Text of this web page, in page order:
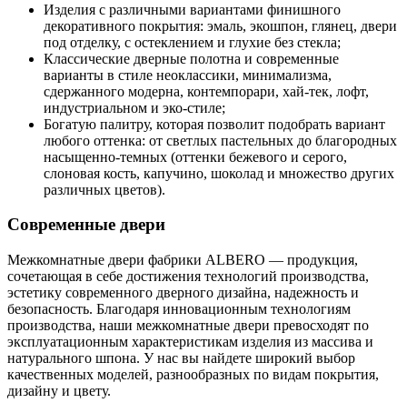
Изделия с различными вариантами финишного
декоративного покрытия: эмаль, экошпон, глянец, двери
под отделку, с остеклением и глухие без стекла;
Классические дверные полотна и современные
варианты в стиле неоклассики, минимализма,
сдержанного модерна, контемпорари, хай-тек, лофт,
индустриальном и эко-стиле;
Богатую палитру, которая позволит подобрать вариант
любого оттенка: от светлых пастельных до благородных
насыщенно-темных (оттенки бежевого и серого,
слоновая кость, капучино, шоколад и множество других
различных цветов).
Современные двери
Межкомнатные двери фабрики ALBERO — продукция,
сочетающая в себе достижения технологий производства,
эстетику современного дверного дизайна, надежность и
безопасность. Благодаря инновационным технологиям
производства, наши межкомнатные двери превосходят по
эксплуатационным характеристикам изделия из массива и
натурального шпона. У нас вы найдете широкий выбор
качественных моделей, разнообразных по видам покрытия,
дизайну и цвету.